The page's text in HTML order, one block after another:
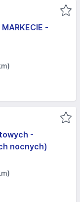
-
-
nocnych)